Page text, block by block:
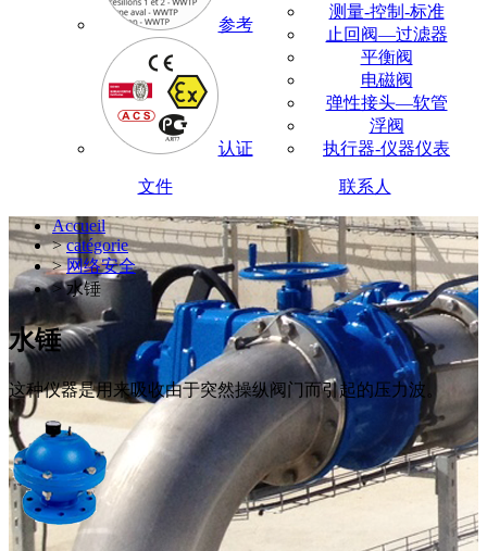
参考
认证
测量-控制-标准
止回阀—过滤器
平衡阀
电磁阀
弹性接头—软管
浮阀
执行器-仪器仪表
文件 联系人
Accueil
>catégorie
>网络安全
> 水锤
水锤
这种仪器是用来吸收由于突然操纵阀门而引起的压力波。